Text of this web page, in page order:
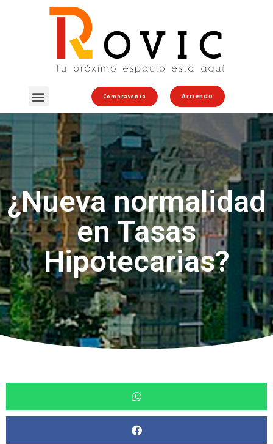
Compraventa Arriendo
¿Nueva normalidad
en Tasas
Hipotecarias?